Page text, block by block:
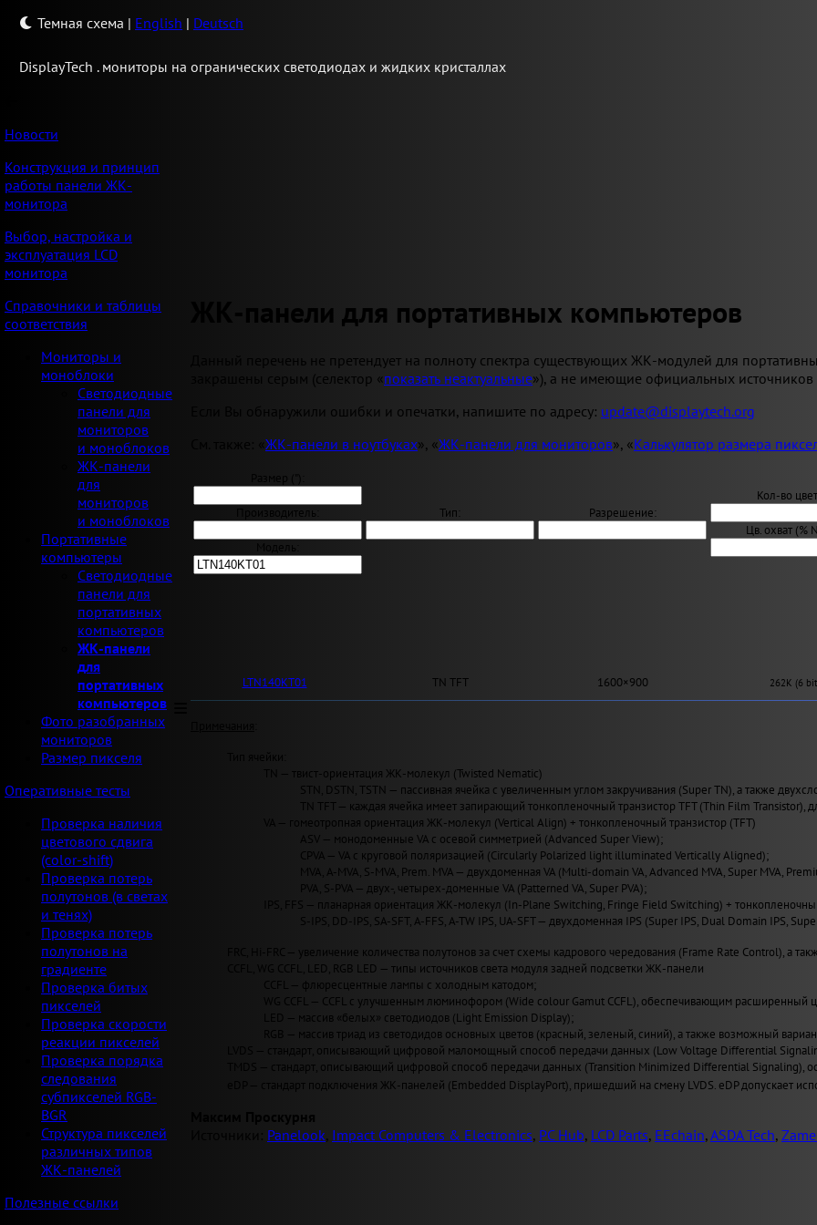
Темная схема | English | Deutsch
DisplayTech . мониторы на огранических светодиодах и жидких кристаллах
Новости
Конструкция и принцип
работы панели ЖК-
монитора
Выбор, настройка и
эксплуатация LCD
монитора
Справочники и таблицы
соответствия
Мониторы и
моноблоки
Светодиодные
панели для
мониторов
и моноблоков
ЖК-панели
для
мониторов
и моноблоков
Портативные
компьютеры
Светодиодные
панели для
портативных
компьютеров
ЖК-панели
для
портативных
компьютеров
Фото разобранных
мониторов
Размер пикселя
Оперативные тесты
Проверка наличия
цветового сдвига
(color-shift)
Проверка потерь
полутонов (в светах
и тенях)
Проверка потерь
полутонов на
градиенте
Проверка битых
пикселей
Проверка скорости
реакции пикселей
Проверка порядка
следования
субпикселей RGB-
BGR
Структура пикселей
различных типов
ЖК-панелей
Полезные ссылки
ЖК-панели для портативных компьютеров
Данный перечень не претендует на полноту спектра существующих ЖК-модулей для
закрашены серым (селектор «показать неактуальные»), а не имеющие официальных
Если Вы обнаружили ошибки и опечатки, напишите по адресу: update@displaytech.org
ЖК-панели в ноутбуках», «ЖК-панели для мониторов», «Калькулятор размера
Производитель: Тип: Разрешение:
Кол-во
Цв. охват (%
LTN140KT01 TN TFT 1600×900 262K (6
TN — твист-ориентация ЖК-молекул (Twisted Nematic)
STN, DSTN, TSTN — пассивная ячейка с увеличенным углом закручивания (Super TN), а также
TN TFT — каждая ячейка имеет запирающий тонкопленочный транзистор TFT (Thin Film
VA — гомеотропная ориентация ЖК-молекул (Vertical Align) + тонкопленочный транзистор (TFT)
ASV — монодоменные VA с осевой симметрией (Advanced Super View);
CPVA — VA с круговой поляризацией (Circularly Polarized light illuminated Vertically Aligned);
MVA, A-MVA, S-MVA, Prem. MVA — двухдоменная VA (Multi-domain VA, Advanced MVA, Super MVA,
PVA, S-PVA — двух-, четырех-доменные VA (Patterned VA, Super PVA);
IPS, FFS — планарная ориентация ЖК-молекул (In-Plane Switching, Fringe Field Switching) +
S-IPS, DD-IPS, SA-SFT, A-FFS, A-TW IPS, UA-SFT — двухдоменная IPS (Super IPS, Dual Domain IPS,
FRC, Hi-FRC — увеличение количества полутонов за счет схемы кадрового чередования (Frame Rate Control), а
CCFL, WG CCFL, LED, RGB LED — типы источников света модуля задней подсветки ЖК-панели
CCFL — флюресцентные лампы с холодным катодом;
WG CCFL — CCFL с улучшенным люминофором (Wide сolour Gamut CCFL), обеспечивающим расширенный
LED — массив «белых» светодиодов (Light Emission Display);
RGB — массив триад из светодидов основных цветов (красный, зеленый, синий), а также возможный
LVDS — стандарт, описывающий цифровой маломощный способ передачи данных (Low Voltage Differential
TMDS — стандарт, описывающий цифровой способ передачи данных (Transition Minimized Differential Signaling),
eDP — стандарт подключения ЖК-панелей (Embedded DisplayPort), пришедший на смену LVDS. eDP допускает
Максим Проскурня
Panelook, Impact Computers & Electronics, PC Hub, LCD Parts, EEchain,ASDA Tech,